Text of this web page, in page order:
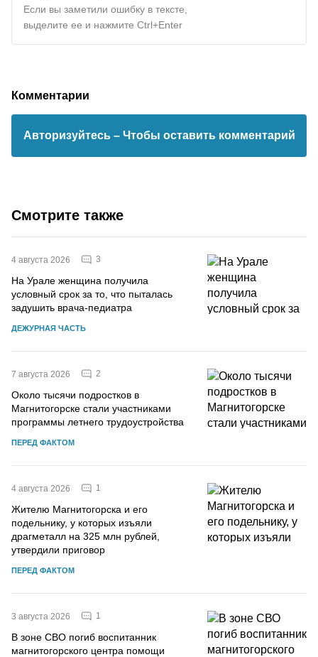
Если вы заметили ошибку в тексте,
выделите ее и нажмите Ctrl+Enter
Комментарии
Авторизуйтесь – Чтобы оставить комментарий
Смотрите также
4 августа 2026 3
На Урале женщина получила
условный срок за то, что пыталась
задушить врача-педиатра
ДЕЖУРНАЯ ЧАСТЬ
7 августа 2026 2
Около тысячи подростков в
Магнитогорске стали участниками
программы летнего трудоустройства
ПЕРЕД ФАКТОМ
4 августа 2026 1
Жителю Магнитогорска и его
подельнику, у которых изъяли
драгметалл на 325 млн рублей,
утвердили приговор
ПЕРЕД ФАКТОМ
3 августа 2026 1
В зоне СВО погиб воспитанник
магнитогорского центра помощи